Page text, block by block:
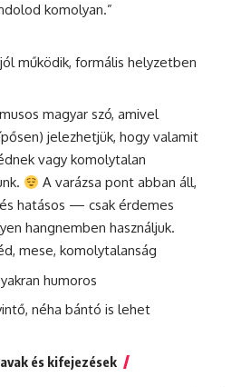
komolyan.”
működik, formális helyzetben
magyar szó, amivel
jelezhetjük, hogy valamit
vagy komolytalan
A varázsa pont abban áll,
hatásos — csak érdemes
hangnemben használjuk.
mese, komolytalanság
humoros
néha bántó is lehet
és kifejezések